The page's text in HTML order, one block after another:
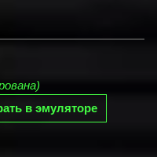
в эмуляторе